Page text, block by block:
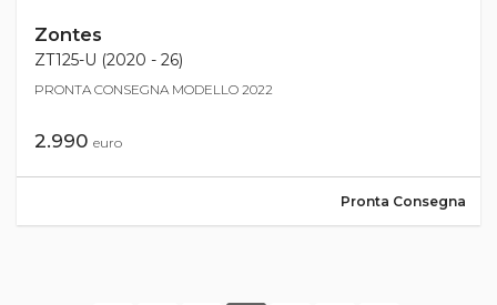
Zontes
ZT125-U (2020 - 26)
PRONTA CONSEGNA MODELLO 2022
2.990 euro
Pronta Consegna